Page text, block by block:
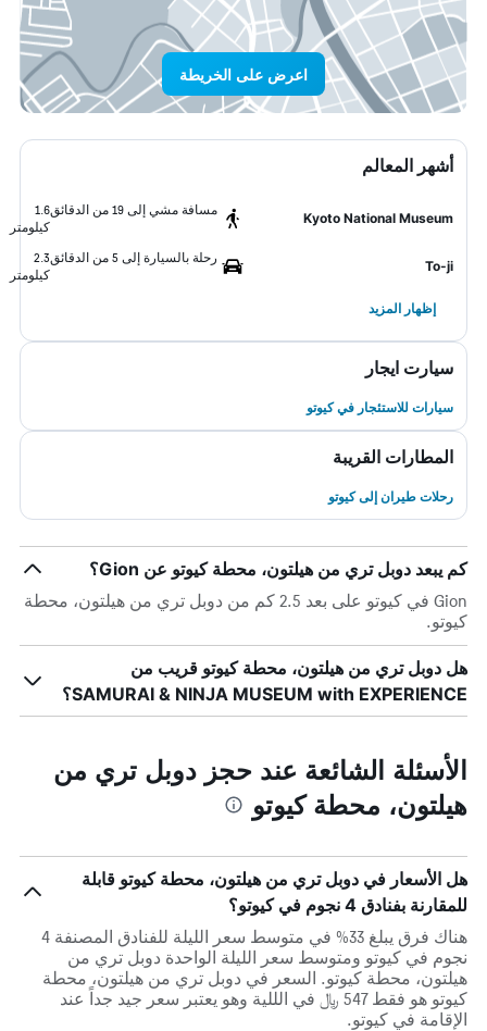
اعرض على الخريطة
أشهر المعالم
Kyoto National Museum
مسافة مشي إلى 19 من الدقائق
1.6
كيلومتر
To-ji
رحلة بالسيارة إلى 5 من الدقائق
2.3
كيلومتر
إظهار المزيد
سيارت ايجار
سيارات للاستئجار في كيوتو
المطارات القريبة
رحلات طيران إلى كيوتو
كم يبعد دوبل تري من هيلتون، محطة كيوتو عن Gion؟
Gion في كيوتو على بعد 2.5 كم من دوبل تري من هيلتون، محطة
كيوتو.
هل دوبل تري من هيلتون، محطة كيوتو قريب من
SAMURAI & NINJA MUSEUM with EXPERIENCE؟
الأسئلة الشائعة عند حجز دوبل تري من
هيلتون، محطة كيوتو
هل الأسعار في دوبل تري من هيلتون، محطة كيوتو قابلة
للمقارنة بفنادق 4 نجوم في كيوتو؟
هناك فرق يبلغ 33% في متوسط ​​سعر الليلة للفنادق المصنفة 4
نجوم في كيوتو ومتوسط ​​سعر الليلة الواحدة دوبل تري من
هيلتون، محطة كيوتو. السعر في دوبل تري من هيلتون، محطة
كيوتو هو فقط 547 ﷼ في الللية وهو يعتبر سعر جيد جداً عند
الإقامة في كيوتو.